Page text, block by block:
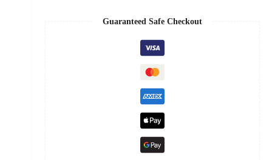
Guaranteed Safe Checkout